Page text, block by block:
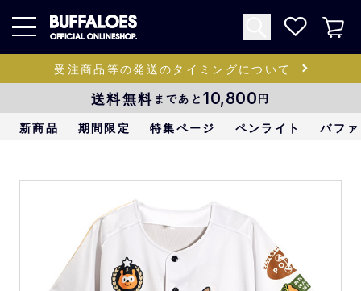
受注商品等の発送のタイミングについて
送料無料 まであと 10,800円
新商品 期間限定 特集ページ ペンライト バフ